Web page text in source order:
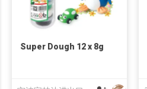
Super Dough 12 x 8g